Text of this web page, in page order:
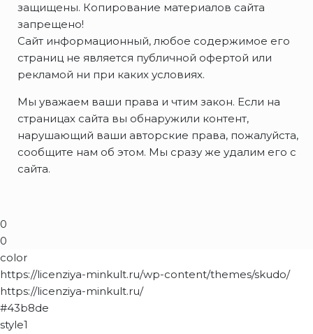
защищены. Копирование материалов сайта
запрещено!
Сайт информационный, любое содержимое его
страниц не является публичной офертой или
рекламой ни при каких условиях.
Мы уважаем ваши права и чтим закон. Если на
страницах сайта вы обнаружили контент,
нарушающий ваши авторские права, пожалуйста,
сообщите нам об этом. Мы сразу же удалим его с
сайта.
0
0
color
https://licenziya-minkult.ru/wp-content/themes/skudo/
https://licenziya-minkult.ru/
#43b8de
style1